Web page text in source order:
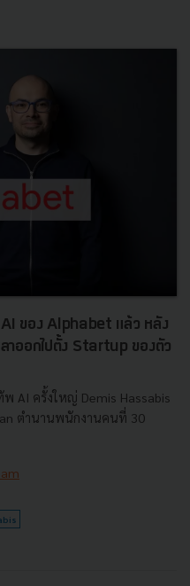
ของ Alphabet แล้ว หลัง
าออกไปตั้ง Startup ของตัว
AI ครั้งใหญ่ Demis Hassabis
ตำนานพนักงานคนที่ 30